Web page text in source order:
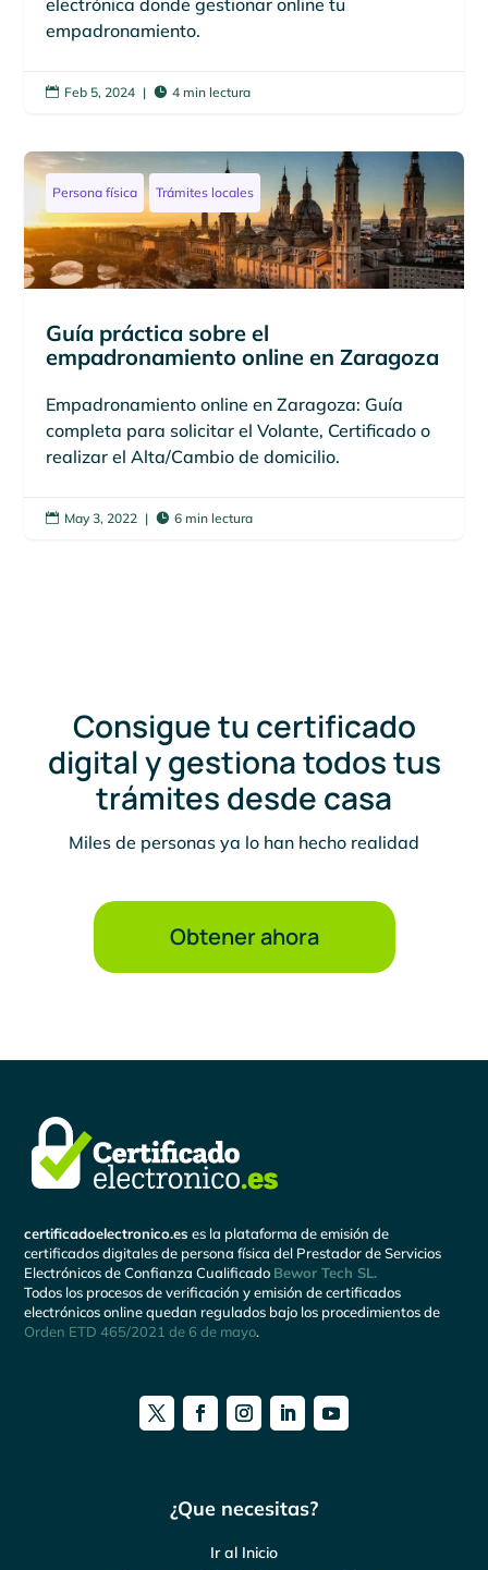
electrónica donde gestionar online tu
empadronamiento.
 Feb 5, 2024 |  4 min lectura
Persona física Trámites locales
Guía práctica sobre el
empadronamiento online en Zaragoza
Empadronamiento online en Zaragoza: Guía
completa para solicitar el Volante, Certificado o
realizar el Alta/Cambio de domicilio.
 May 3, 2022 |  6 min lectura
Consigue tu certificado
digital y gestiona todos tus
trámites desde casa
Miles de personas ya lo han hecho realidad
Obtener ahora
certificadoelectronico.es es la plataforma de emisión de
certificados digitales de persona física del Prestador de Servicios
Electrónicos de Confianza Cualificado Bewor Tech SL.
Todos los procesos de verificación y emisión de certificados
electrónicos online quedan regulados bajo los procedimientos de
Orden ETD 465/2021 de 6 de mayo.
¿Que necesitas?
Ir al Inicio